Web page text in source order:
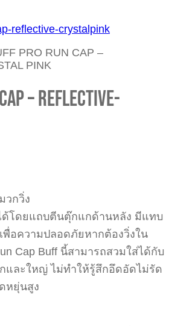
PRO RUN CAP –
PINK
– REFLECTIVE-
วกวิ่ง
ด้โดยแถบตีนตุ๊กแกด้านหลัง มีแทบ
พื่อความปลอดภัยหากต้องวิ่งใน
Cap Buff นี้สามารถสวมใส่ได้กับ
และใหญ่ ไม่ทำให้รู้สึกอึดอัดไม่รัด
หยุ่นสูง